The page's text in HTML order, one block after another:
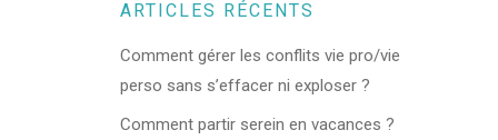
ARTICLES RÉCENTS
Comment gérer les conflits vie pro/vie
perso sans s’effacer ni exploser ?
Comment partir serein en vacances ?